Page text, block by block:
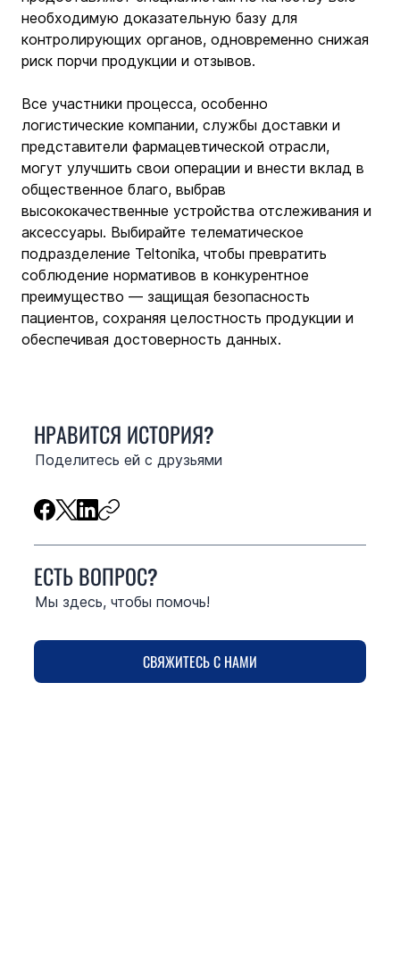
необходимую доказательную базу для
контролирующих органов, одновременно снижая
риск порчи продукции и отзывов.
Все участники процесса, особенно
логистические компании, службы доставки и
представители фармацевтической отрасли,
могут улучшить свои операции и внести вклад в
общественное благо, выбрав
высококачественные устройства отслеживания и
аксессуары. Выбирайте телематическое
подразделение Teltonika, чтобы превратить
соблюдение нормативов в конкурентное
преимущество — защищая безопасность
пациентов, сохраняя целостность продукции и
обеспечивая достоверность данных.
НРАВИТСЯ ИСТОРИЯ?
Поделитесь ей с друзьями
ЕСТЬ ВОПРОС?
Мы здесь, чтобы помочь!
СВЯЖИТЕСЬ С НАМИ